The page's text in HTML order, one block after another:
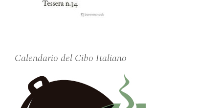
Calendario del Cibo Italiano